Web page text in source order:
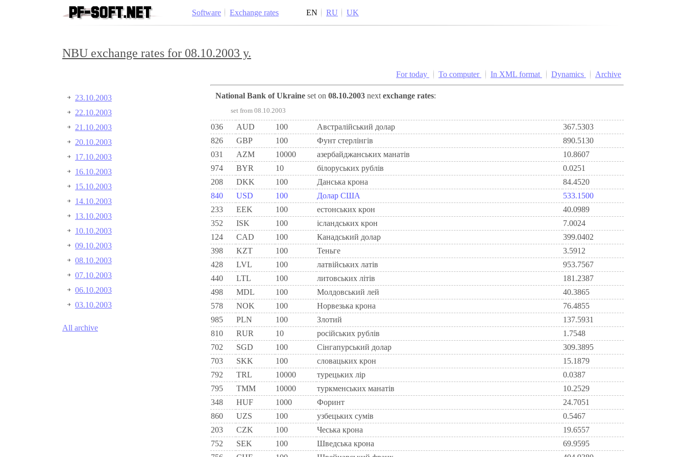
Software Exchange rates EN RU UK
NBU exchange rates for 08.10.2003 y.
23.10.2003
22.10.2003
21.10.2003
20.10.2003
17.10.2003
16.10.2003
15.10.2003
14.10.2003
13.10.2003
10.10.2003
09.10.2003
08.10.2003
07.10.2003
06.10.2003
03.10.2003
All archive
For today To computer In XML format Dynamics Archive
National Bank of Ukraine set on 08.10.2003 next exchange rates:
set from 08.10.2003
036 AUD 100 Австралійський долар
367.5303
826
GBP 100 Фунт стерлінгів
890.5130
031
AZM 10000 азербайджанських манатів
10.8607
974
BYR 10 білоруських рублів
0.0251
208
DKK 100 Данська крона
84.4520
840
USD 100 Долар США
533.1500
233
EEK 100 естонських крон
40.0989
352
ISK 100 ісландських крон
7.0024
124
CAD 100 Канадський долар
399.0402
398
KZT 100 Теньге
3.5912
428
LVL 100 латвійських латів
953.7567
440
LTL 100 литовських літів
181.2387
498
MDL 100 Молдовський лей
40.3865
578
NOK 100 Норвезька крона
76.4855
985
PLN 100 Злотий
137.5931
810
RUR 10 росiйських рублiв
1.7548
702
SGD 100 Сінгапурський долар
309.3895
703
SKK 100 словацьких крон
15.1879
792
TRL 10000 турецьких лір
0.0387
795
TMM 10000 туркменських манатів
10.2529
348
HUF 1000 Форинт
24.7051
860
UZS 100 узбецьких сумів
0.5467
203
CZK 100 Чеська крона
19.6557
752
SEK 100 Шведська крона
69.9595